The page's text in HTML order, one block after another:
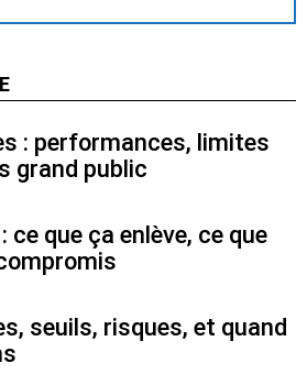
: performances, limites
grand public
ce que ça enlève, ce que
seuils, risques, et quand